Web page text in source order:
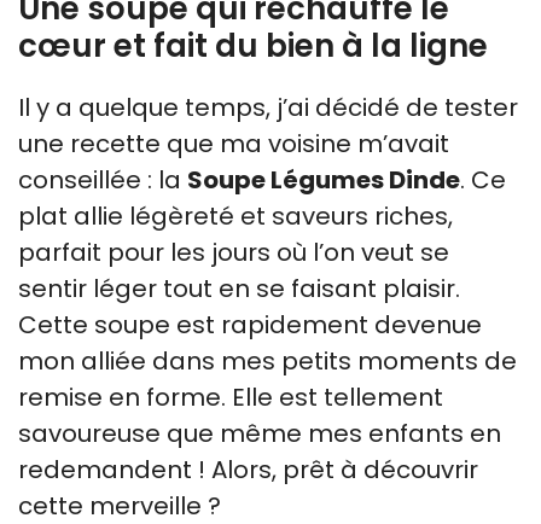
cœur et fait du bien à la ligne
Il y a quelque temps, j’ai décidé de tester
une recette que ma voisine m’avait
conseillée : la Soupe Légumes Dinde. Ce
plat allie légèreté et saveurs riches,
parfait pour les jours où l’on veut se
sentir léger tout en se faisant plaisir.
Cette soupe est rapidement devenue
mon alliée dans mes petits moments de
remise en forme. Elle est tellement
savoureuse que même mes enfants en
redemandent ! Alors, prêt à découvrir
cette merveille ?